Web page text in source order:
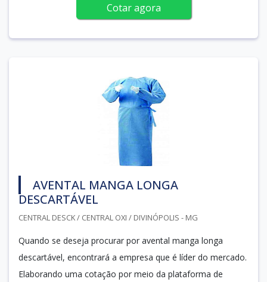
Cotar agora
AVENTAL MANGA LONGA
DESCARTÁVEL
CENTRAL DESCK / CENTRAL OXI / DIVINÓPOLIS - MG
Quando se deseja procurar por avental manga longa
descartável, encontrará a empresa que é líder do mercado.
Elaborando uma cotação por meio da plataforma de